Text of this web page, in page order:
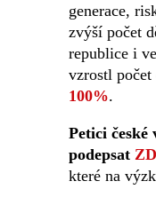
generace,
zvýší počet
republice i
vzrostl
100%.
Petici české
podepsat
které na